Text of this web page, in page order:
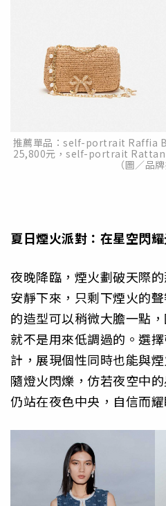
推薦單品：self-portrait Raffia
25,800元，self-portrait Rattan
（圖／品牌
夏日煙火派對：在星空閃
夜晚降臨，煙火劃破天際
安靜下來，只剩下煙火的
的造型可以稍微大膽一點
就不是用來低調過的。選
計，展現個性同時也能與
隨燈火閃爍，仿若夜空中
仍站在夜色中央，自信而耀